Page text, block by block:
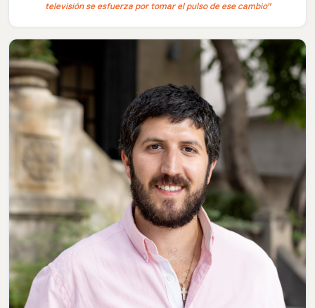
televisión se esfuerza por tomar el pulso de ese cambio"